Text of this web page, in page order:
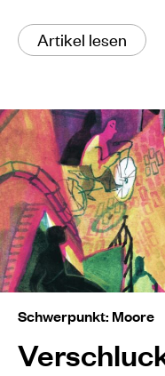
Artikel lesen
Schwerpunkt: Moore